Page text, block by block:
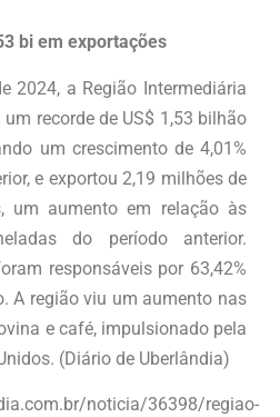
bi em exportações
2024, a Região Intermediária
recorde de US$ 1,53 bilhão
um crescimento de 4,01%
e exportou 2,19 milhões de
um aumento em relação às
do período anterior.
responsáveis por 63,42%
A região viu um aumento nas
e café, impulsionado pela
(Diário de Uberlândia)
noticia/36398/regiao-